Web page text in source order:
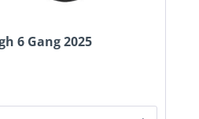
6 Gang 2025